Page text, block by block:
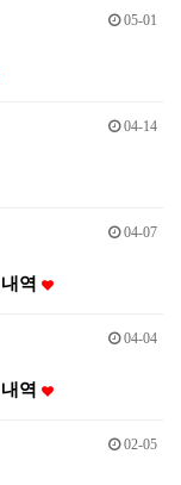
05-01
04-14
04-07
역
04-04
역
02-05